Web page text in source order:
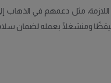
مثل دعمهم في الذهاب إلى
ومنشغلًا بعمله لضمان